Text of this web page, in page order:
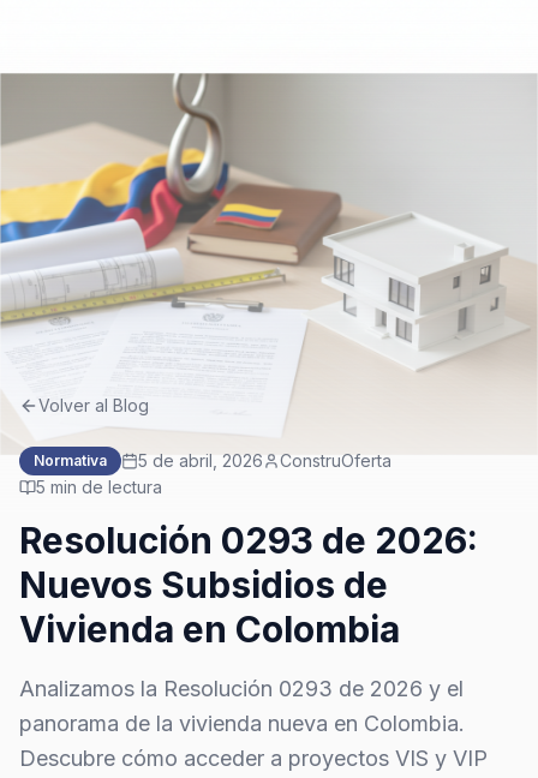
Volver al Blog
Normativa 5 de abril, 2026
ConstruOferta
5 min de lectura
Resolución 0293 de 2026:
Nuevos Subsidios de
Vivienda en Colombia
Analizamos la Resolución 0293 de 2026 y el
panorama de la vivienda nueva en Colombia.
Descubre cómo acceder a proyectos VIS y VIP